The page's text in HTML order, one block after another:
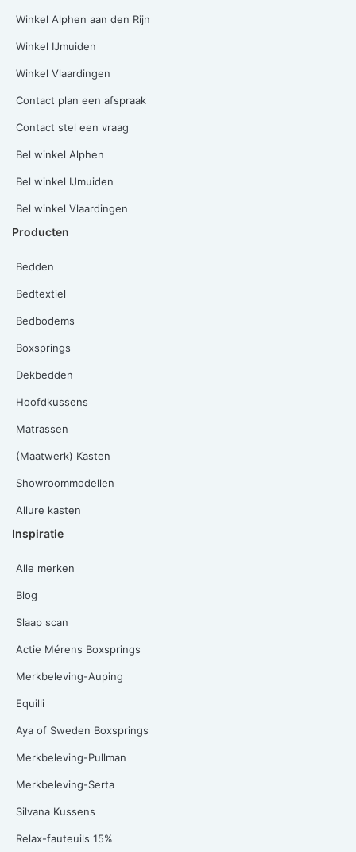
Winkel Alphen aan den Rijn
Winkel IJmuiden
Winkel Vlaardingen
Contact plan een afspraak
Contact stel een vraag
Bel winkel Alphen
Bel winkel IJmuiden
Bel winkel Vlaardingen
Producten
Bedden
Bedtextiel
Bedbodems
Boxsprings
Dekbedden
Hoofdkussens
Matrassen
(Maatwerk) Kasten
Showroommodellen
Allure kasten
Inspiratie
Alle merken
Blog
Slaap scan
Actie Mérens Boxsprings
Merkbeleving-Auping
Equilli
Aya of Sweden Boxsprings
Merkbeleving-Pullman
Merkbeleving-Serta
Silvana Kussens
Relax-fauteuils 15%